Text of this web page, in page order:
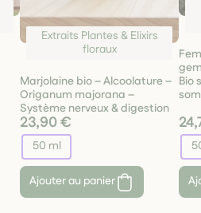
Extraits Plantes & Elixirs
floraux
Marjolaine bio – Alcoolature –
Origanum majorana –
Système nerveux & digestion
23,90 €
50 ml
Ajouter au panier
Bio